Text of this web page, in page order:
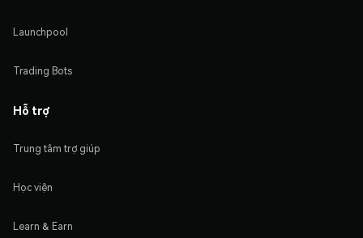
Launchpool
Trading Bots
Hỗ trợ
Trung tâm trợ giúp
Học viện
Learn & Earn